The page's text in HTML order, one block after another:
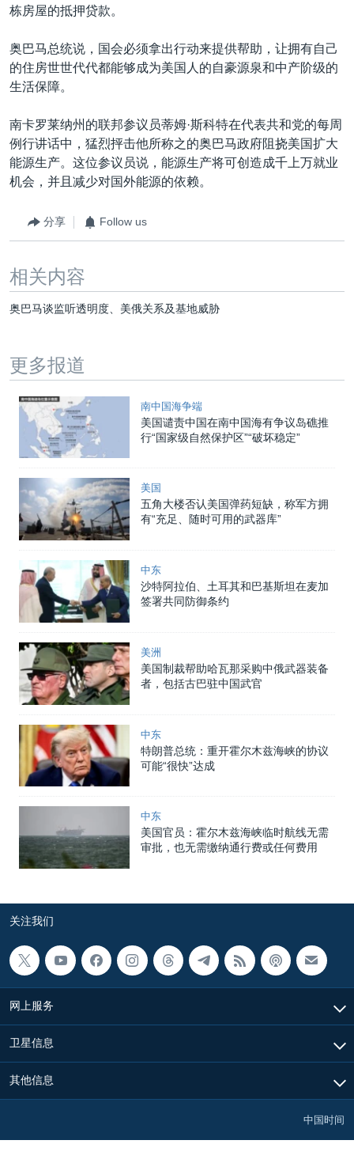
关注西藏
GEN Z 看美国
栋房屋的抵押贷款。
奥巴马总统说，国会必须拿出行动来提供帮助，让拥有自己
的住房世世代代都能够成为美国人的自豪源泉和中产阶级的
生活保障。
南卡罗莱纳州的联邦参议员蒂姆·斯科特在代表共和党的每周
例行讲话中，猛烈抨击他所称之的奥巴马政府阻挠美国扩大
能源生产。这位参议员说，能源生产将可创造成千上万就业
机会，并且减少对国外能源的依赖。
分享 Follow us
相关内容
奥巴马谈监听透明度、美俄关系及基地威胁
更多报道
南中国海争端
美国谴责中国在南中国海有争议岛礁推
行“国家级自然保护区”“破坏稳定”
美国
五角大楼否认美国弹药短缺，称军方拥
有“充足、随时可用的武器库”
中东
沙特阿拉伯、土耳其和巴基斯坦在麦加
签署共同防御条约
美洲
美国制裁帮助哈瓦那采购中俄武器装备
者，包括古巴驻中国武官
中东
特朗普总统：重开霍尔木兹海峡的协议
可能“很快”达成
中东
美国官员：霍尔木兹海峡临时航线无需
审批，也无需缴纳通行费或任何费用
关注我们
网上服务
卫星信息
其他信息
中国时间